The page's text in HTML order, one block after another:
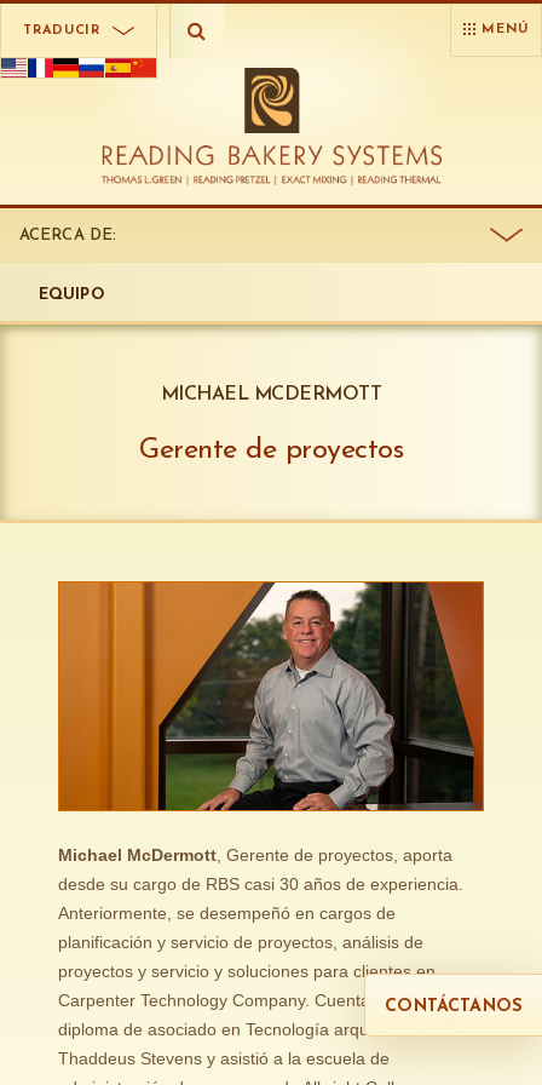
TRADUCIR MENÚ
ACERCA DE:
EQUIPO
MICHAEL MCDERMOTT
Gerente de proyectos
Michael McDermott , Gerente de proyectos, aporta
desde su cargo de RBS casi 30 años de experiencia.
Anteriormente, se desempeñó en cargos de
planificación y servicio de proyectos, análisis de
proyectos y servicio y soluciones para clientes en
Carpenter Technology Company. Cuenta con un
diploma de asociado en Tecnología arquitectónica de
Thaddeus Stevens y asistió a la escuela de
CONTÁCTANOS